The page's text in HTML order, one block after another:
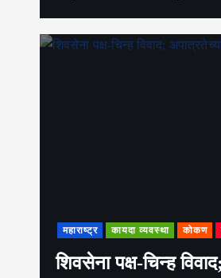
महाराष्ट्र कायदा व्यवस्था कोकण
शिवसेना पक्ष-चिन्ह